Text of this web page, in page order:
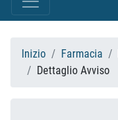
Inizio Farmacia
Dettaglio Avviso